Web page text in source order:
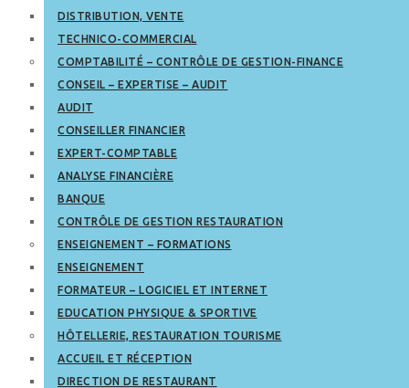
DISTRIBUTION, VENTE
TECHNICO-COMMERCIAL
COMPTABILITÉ – CONTRÔLE DE GESTION-FINANCE
CONSEIL – EXPERTISE – AUDIT
AUDIT
CONSEILLER FINANCIER
EXPERT-COMPTABLE
ANALYSE FINANCIÈRE
BANQUE
CONTRÔLE DE GESTION RESTAURATION
ENSEIGNEMENT – FORMATIONS
ENSEIGNEMENT
FORMATEUR – LOGICIEL ET INTERNET
EDUCATION PHYSIQUE & SPORTIVE
HÔTELLERIE, RESTAURATION TOURISME
ACCUEIL ET RÉCEPTION
DIRECTION DE RESTAURANT